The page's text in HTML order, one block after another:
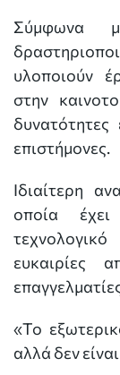
Σύμφωνα
υλοποιούν
στην
δυνατότητες
επιστήμονες.
Ιδιαίτερη
οποία
ευκαιρίες
«Το
αλλά δεν